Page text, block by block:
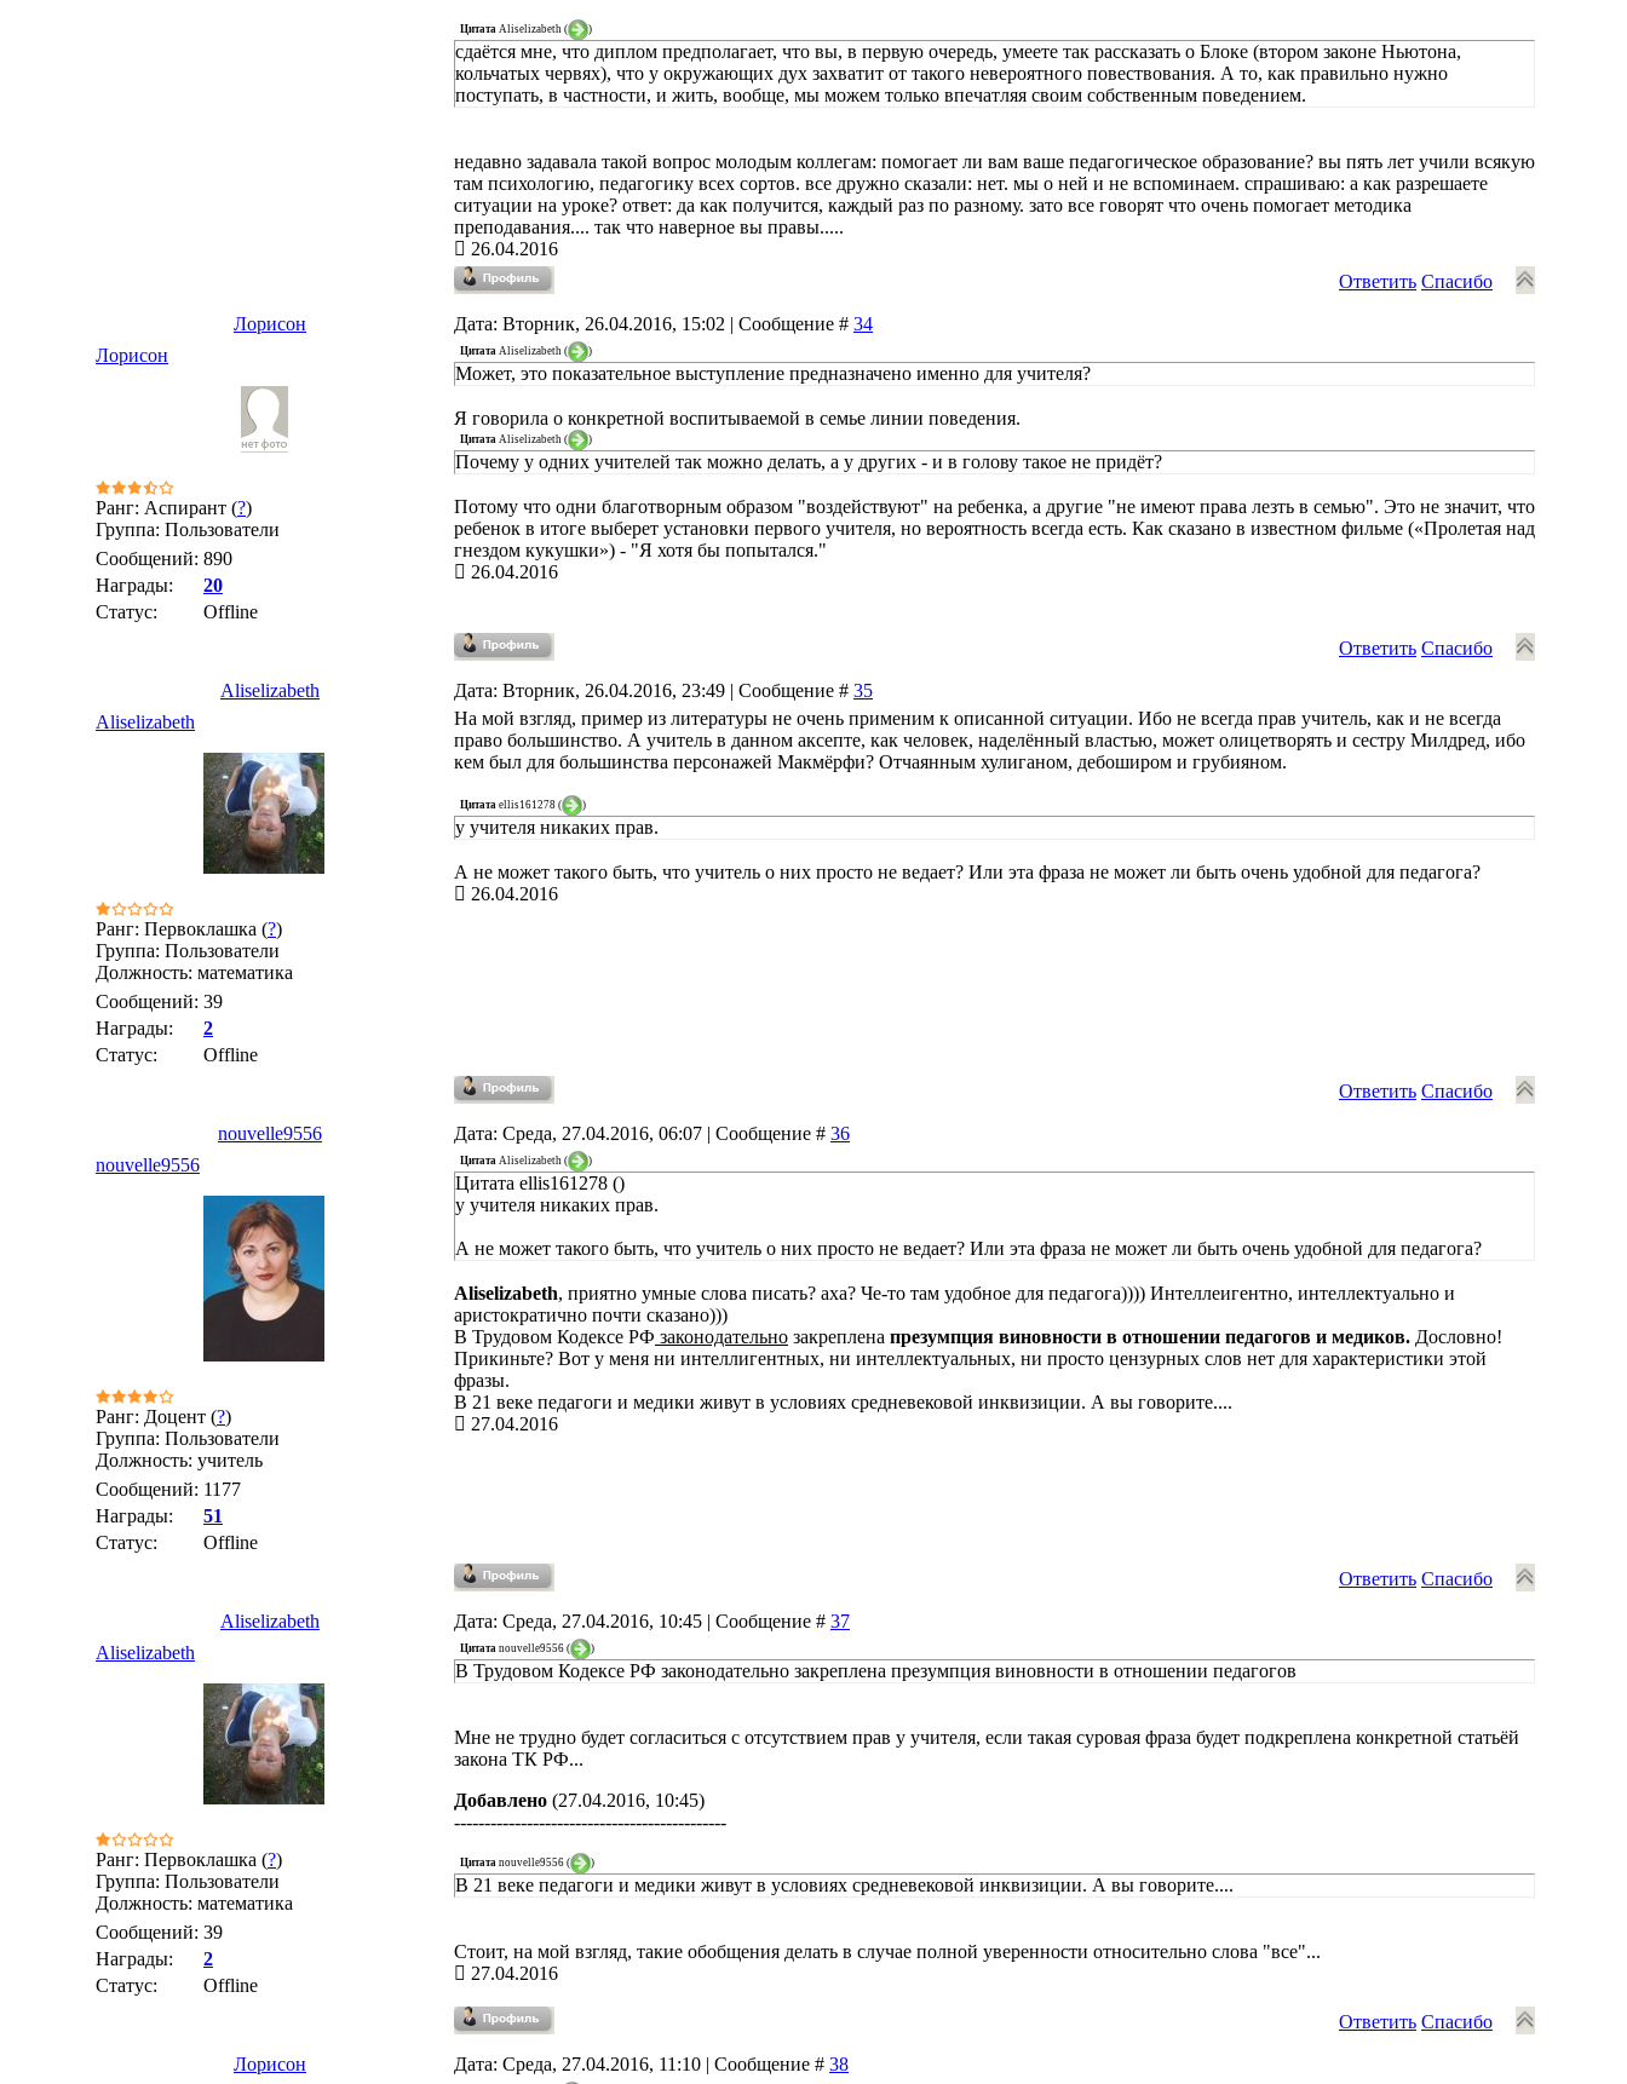
Цитата Aliselizabeth ( )
сдаётся мне, что диплом предполагает, что вы, в первую очередь, умеете так рассказать о Блоке (втором законе Ньютона,
кольчатых червях), что у окружающих дух захватит от такого невероятного повествования. А то, как правильно нужно
поступать, в частности, и жить, вообще, мы можем только впечатляя своим собственным поведением.
недавно задавала такой вопрос молодым коллегам: помогает ли вам ваше педагогическое образование? вы пять лет учили всякую
там психологию, педагогику всех сортов. все дружно сказали: нет. мы о ней и не вспоминаем. спрашиваю: а как разрешаете
ситуации на уроке? ответ: да как получится, каждый раз по разному. зато все говорят что очень помогает методика
преподавания.... так что наверное вы правы.....
26.04.2016
Ответить Спасибо
Лорисон Дата: Вторник, 26.04.2016, 15:02 | Сообщение # 34
Лорисон
Ранг: Аспирант (?)
Группа: Пользователи
Сообщений: 890
Награды:
20
Статус:
Offline
Цитата Aliselizabeth ( )
Может, это показательное выступление предназначено именно для учителя?
Я говорила о конкретной воспитываемой в семье линии поведения.
Цитата Aliselizabeth ( )
Почему у одних учителей так можно делать, а у других - и в голову такое не придёт?
Потому что одни благотворным образом "воздействуют" на ребенка, а другие "не имеют права лезть в семью". Это не значит, что
ребенок в итоге выберет установки первого учителя, но вероятность всегда есть. Как сказано в известном фильме («Пролетая над
гнездом кукушки») - "Я хотя бы попытался."
26.04.2016
Ответить Спасибо
Aliselizabeth Дата: Вторник, 26.04.2016, 23:49 | Сообщение # 35
Aliselizabeth
Ранг: Первоклашка (?)
Группа: Пользователи
Должность: математика
Сообщений: 39
Награды:
2
Статус:
Offline
На мой взгляд, пример из литературы не очень применим к описанной ситуации. Ибо не всегда прав учитель, как и не всегда
право большинство. А учитель в данном аксепте, как человек, наделённый властью, может олицетворять и сестру Милдред, ибо
кем был для большинства персонажей Макмёрфи? Отчаянным хулиганом, дебоширом и грубияном.
Цитата ellis161278 ( )
у учителя никаких прав.
А не может такого быть, что учитель о них просто не ведает? Или эта фраза не может ли быть очень удобной для педагога?
26.04.2016
Ответить Спасибо
nouvelle9556 Дата: Среда, 27.04.2016, 06:07 | Сообщение # 36
nouvelle9556
Ранг: Доцент (?)
Группа: Пользователи
Должность: учитель
Сообщений: 1177
Награды:
51
Статус:
Offline
Цитата Aliselizabeth ( )
Цитата ellis161278 ()
у учителя никаких прав.
А не может такого быть, что учитель о них просто не ведает? Или эта фраза не может ли быть очень удобной для педагога?
Aliselizabeth, приятно умные слова писать? аха? Че-то там удобное для педагога)))) Интеллеигентно, интеллектуально и
аристократично почти сказано)))
В Трудовом Кодексе РФ законодательно закреплена презумпция виновности в отношении педагогов и медиков. Дословно!
Прикиньте? Вот у меня ни интеллигентных, ни интеллектуальных, ни просто цензурных слов нет для характеристики этой
фразы.
В 21 веке педагоги и медики живут в условиях средневековой инквизиции. А вы говорите....
27.04.2016
Ответить Спасибо
Aliselizabeth Дата: Среда, 27.04.2016, 10:45 | Сообщение # 37
Aliselizabeth
Ранг: Первоклашка (?)
Группа: Пользователи
Должность: математика
Сообщений: 39
Награды:
2
Статус:
Offline
Цитата nouvelle9556 ( )
В Трудовом Кодексе РФ законодательно закреплена презумпция виновности в отношении педагогов
Мне не трудно будет согласиться с отсутствием прав у учителя, если такая суровая фраза будет подкреплена конкретной статьёй
закона ТК РФ...
Добавлено (27.04.2016, 10:45)
---------------------------------------------
Цитата nouvelle9556 ( )
В 21 веке педагоги и медики живут в условиях средневековой инквизиции. А вы говорите....
Стоит, на мой взгляд, такие обобщения делать в случае полной уверенности относительно слова "все"...
27.04.2016
Ответить Спасибо
Лорисон Дата: Среда, 27.04.2016, 11:10 | Сообщение # 38